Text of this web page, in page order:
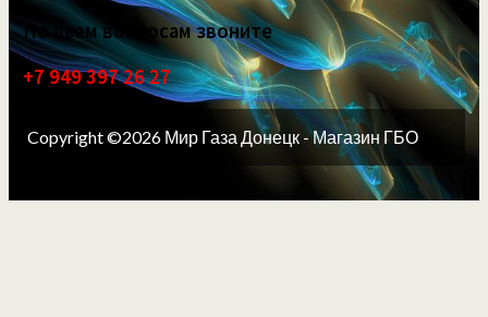
По всем вопросам звоните
+7 949 397 26 27
Copyright ©2026 Мир Газа Донецк - Магазин ГБО